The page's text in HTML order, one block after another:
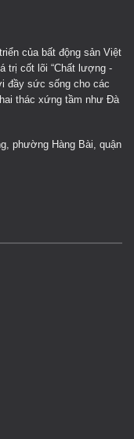
của bất động sản Việt
trị cốt lõi “Chất lượng -
đầy sức sống cho các
thác xứng tầm như Đà
phường Hàng Bài, quận